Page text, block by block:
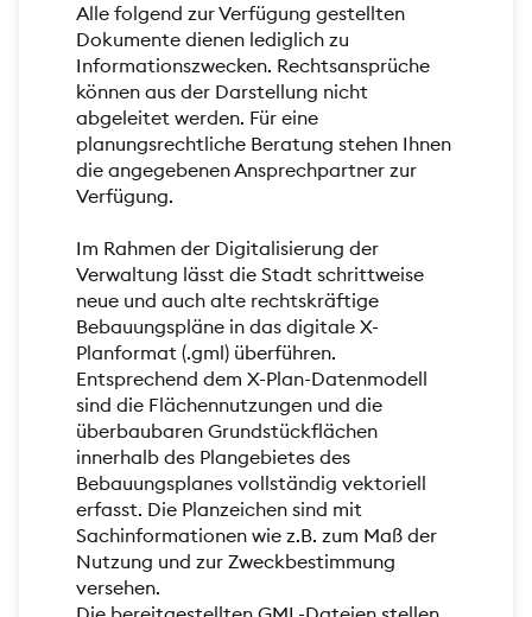
Alle folgend zur Verfügung gestellten
Dokumente dienen lediglich zu
Informationszwecken. Rechtsansprüche
können aus der Darstellung nicht
abgeleitet werden. Für eine
planungsrechtliche Beratung stehen Ihnen
die angegebenen Ansprechpartner zur
Verfügung.
Im Rahmen der Digitalisierung der
Verwaltung lässt die Stadt schrittweise
neue und auch alte rechtskräftige
Bebauungspläne in das digitale X-
Planformat (.gml) überführen.
Entsprechend dem X-Plan-Datenmodell
sind die Flächennutzungen und die
überbaubaren Grundstückflächen
innerhalb des Plangebietes des
Bebauungsplanes vollständig vektoriell
erfasst. Die Planzeichen sind mit
Sachinformationen wie z.B. zum Maß der
Nutzung und zur Zweckbestimmung
versehen.